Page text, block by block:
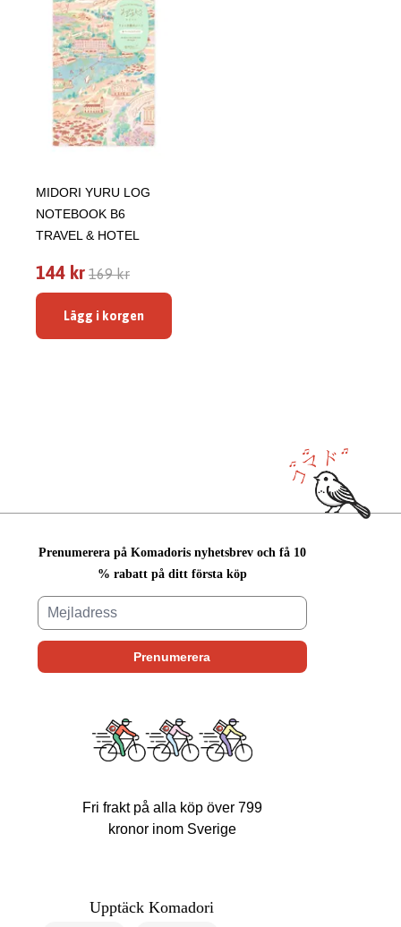
MIDORI YURU LOG
NOTEBOOK B6
TRAVEL & HOTEL
144 kr 169 kr
Lägg i korgen
Prenumerera på Komadoris nyhetsbrev och få 10
% rabatt på ditt första köp
Fri frakt på alla köp över 799
kronor inom Sverige
Upptäck Komadori